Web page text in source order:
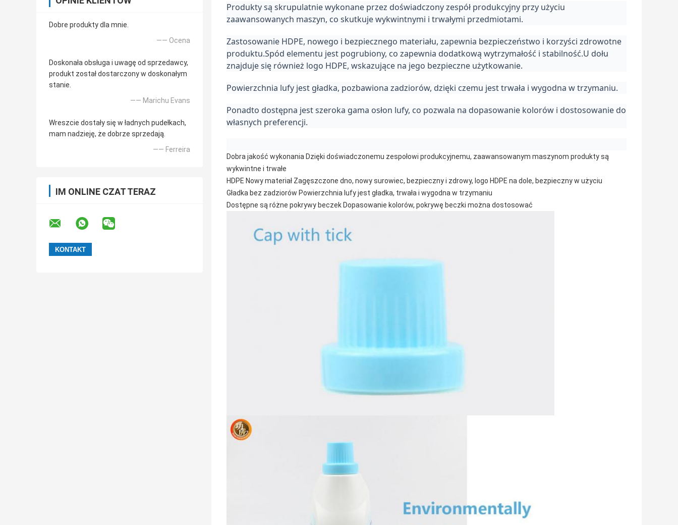
Dobre produkty dla mnie.
—— Ocena
Doskonała obsługa i uwagę od sprzedawcy,
produkt został dostarczony w doskonałym
stanie.
—— Marichu Evans
Wreszcie dostały się w ładnych pudełkach,
mam nadzieję, że dobrze sprzedają.
—— Ferreira
IM ONLINE CZAT TERAZ
Produkty są skrupulatnie wykonane przez doświadczony zespół produkcyjny przy użyciu
zaawansowanych maszyn, co skutkuje wykwintnymi i trwałymi przedmiotami.
Zastosowanie HDPE, nowego i bezpiecznego materiału, zapewnia bezpieczeństwo i korzyści zdrowotne
produktu.Spód elementu jest pogrubiony, co zapewnia dodatkową wytrzymałość i stabilność.U dołu
znajduje się również logo HDPE, wskazujące na jego bezpieczne użytkowanie.
Powierzchnia lufy jest gładka, pozbawiona zadziorów, dzięki czemu jest trwała i wygodna w trzymaniu.
Ponadto dostępna jest szeroka gama osłon lufy, co pozwala na dopasowanie kolorów i dostosowanie do
własnych preferencji.
Dobra jakość wykonania Dzięki doświadczonemu zespołowi produkcyjnemu, zaawansowanym maszynom produkty są
wykwintne i trwałe
HDPE Nowy materiał Zagęszczone dno, nowy surowiec, bezpieczny i zdrowy, logo HDPE na dole, bezpieczny w użyciu
Gładka bez zadziorów Powierzchnia lufy jest gładka, trwała i wygodna w trzymaniu
Dostępne są różne pokrywy beczek Dopasowanie kolorów, pokrywę beczki można dostosować